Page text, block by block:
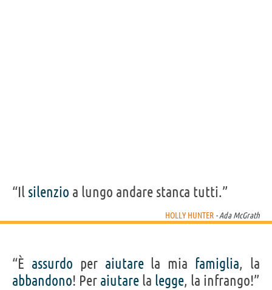
“Il silenzio a lungo andare stanca tutti.”
HOLLY HUNTER - Ada McGrath
“È assurdo per aiutarela mia famiglia, la
abbandono! Per aiutare la legge, la infrango!”